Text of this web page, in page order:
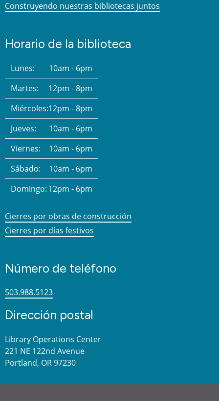
Construyendo nuestras bibliotecas juntos
Horario de la biblioteca
Lunes:
10am - 6pm
Martes:
12pm - 8pm
Miércoles:12pm - 8pm
Jueves:
10am - 6pm
Viernes:
10am - 6pm
Sábado:
10am - 6pm
Domingo: 12pm - 6pm
Cierres por obras de construcción
Cierres por días festivos
Número de teléfono
503.988.5123
Dirección postal
Library Operations Center
221 NE 122nd Avenue
Portland, OR 97230